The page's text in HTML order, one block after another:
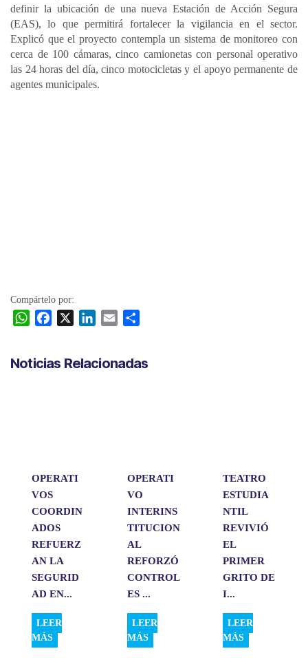
definir la ubicación de una nueva Estación de Acción Segura
(EAS), lo que permitirá fortalecer la vigilancia en el sector.
Explicó que el proyecto contempla un sistema de monitoreo con
cerca de 100 cámaras, cinco camionetas con personal operativo
las 24 horas del día, cinco motocicletas y el apoyo permanente de
agentes municipales.
Compártelo por:
W
t
e
k
i
p
Noticias Relacionadas
OPERATI
VOS
COORDIN
ADOS
REFUERZ
AN LA
SEGURID
AD EN...
LEER
MÁS
OPERATI
VO
INTERINS
TITUCION
AL
REFORZÓ
CONTROL
ES ...
LEER
MÁS
TEATRO
ESTUDIA
NTIL
REVIVIÓ
EL
PRIMER
GRITO DE
I...
LEER
MÁS